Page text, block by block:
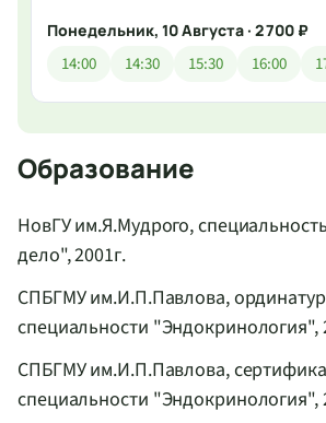
Понедельник, 10 Августа · 2 700 ₽
14:00 14:30 15:30 16:00
Образование
НовГУ им.Я.Мудрого,
дело", 2001г.
СПБГМУ им.И.П.Павлова,
специальности "Эндокринология",
СПБГМУ им.И.П.Павлова,
специальности "Эндокринология",